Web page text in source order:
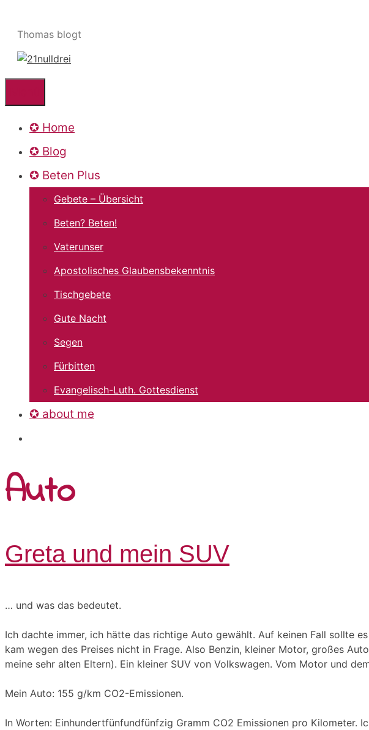
springen
Thomas blogt
✪ Home
✪ Blog
✪ Beten Plus
Gebete – Übersicht
Beten? Beten!
Vaterunser
Apostolisches Glaubensbekenntnis
Tischgebete
Gute Nacht
Segen
Fürbitten
Evangelisch-Luth. Gottesdienst
✪ about me
Auto
Greta und mein SUV
… und was das bedeutet.
Ich dachte immer, ich hätte das richtige Auto gewählt. Auf keinen Fall sollte
kam wegen des Preises nicht in Frage. Also Benzin, kleiner Motor, großes
meine sehr alten Eltern). Ein kleiner SUV von Volkswagen. Vom Motor und
Mein Auto: 155 g/km CO2-Emissionen.
In Worten: Einhundertfünfundfünfzig Gramm CO2 Emissionen pro